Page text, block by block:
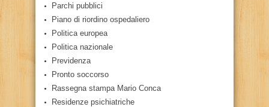
Parchi pubblici
Piano di riordino ospedaliero
Politica europea
Politica nazionale
Previdenza
Pronto soccorso
Rassegna stampa Mario Conca
Residenze psichiatriche